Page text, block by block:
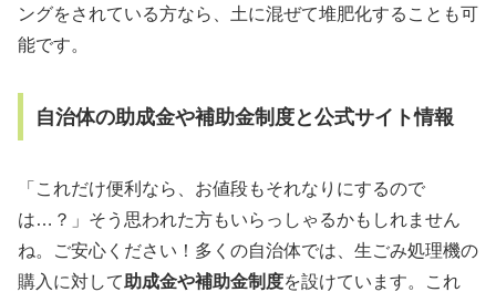
ングをされている方なら、土に混ぜて堆肥化することも可
能です。
自治体の助成金や補助金制度と公式サイト情報
「これだけ便利なら、お値段もそれなりにするので
は…？」そう思われた方もいらっしゃるかもしれません
ね。ご安心ください！多くの自治体では、生ごみ処理機の
購入に対して助成金や補助金制度を設けています。これ